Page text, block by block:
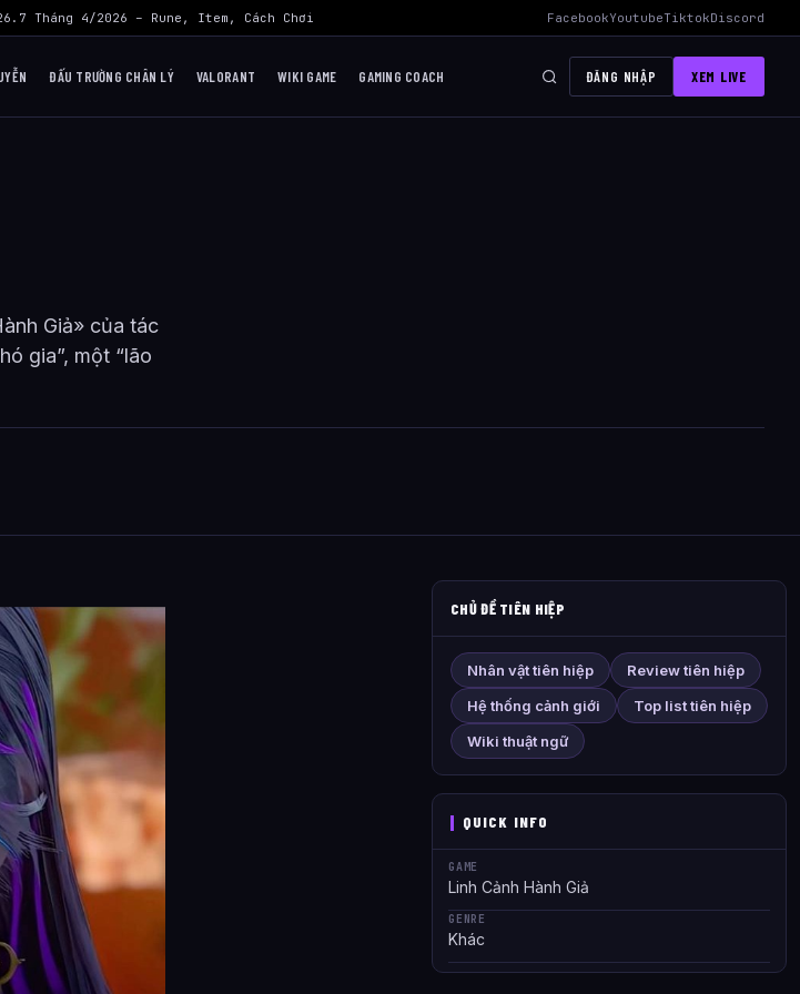
Tháng 4/2026 – Rune, Item, Cách Chơi Mid Hiệu Quả Nhất AWC 2026 Liên Quân Mobile – Lịch Thi Đấu,
FacebookYoutubeTiktokDiscord
ĐẤU TRƯỜNG CHÂN LÝ VALORANT WIKI GAME GAMING COACH ĐĂNG NHẬP XEM LIVE
Giả» của tác
gia”, một “lão
CHỦ ĐỀ TIÊN HIỆP
Nhân vật tiên hiệp
Review tiên hiệp
Hệ thống cảnh giới
Top list tiên hiệp
Wiki thuật ngữ
QUICK INFO
GAME
Linh Cảnh Hành Giả
GENRE
Khác